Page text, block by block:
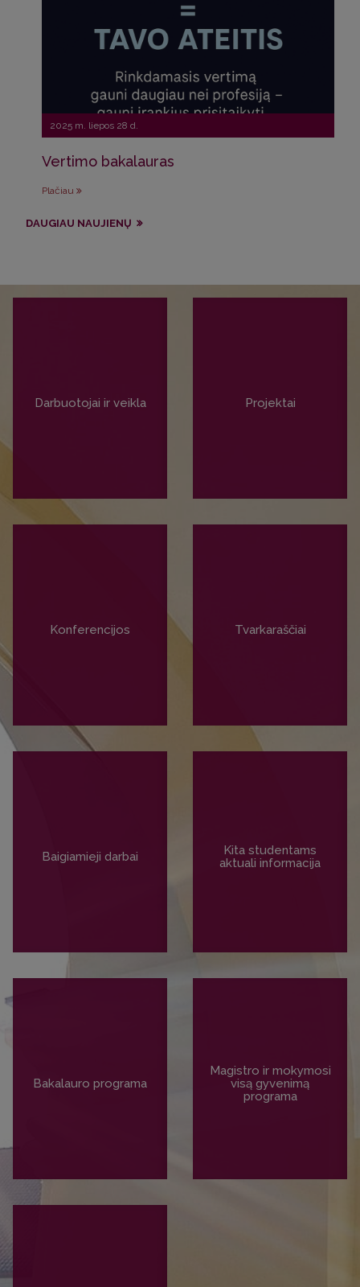
2025 m. liepos 28 d.
Vertimo bakalauras
Plačiau
DAUGIAU NAUJIENŲ
Darbuotojai ir veikla Projektai
Konferencijos Tvarkaraščiai
Baigiamieji darbai
Kita studentams
aktuali informacija
Bakalauro programa
Magistro ir mokymosi
visą gyvenimą
programa